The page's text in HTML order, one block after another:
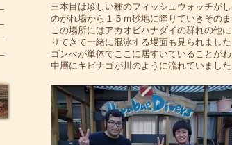
三本目は珍しい種のフィッシュウォッチが
のがれ場から１５ｍ砂地に降りていきその
この場所にはアカオビハナダイの群れの他
りてきて一緒に混泳する場面も見られまし
ゴンべが単体でここに居すいていることが
中層にキビナゴが川のように流れていました